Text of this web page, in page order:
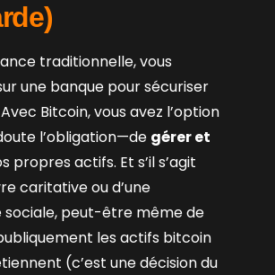
traditionnelle, vous
une banque pour sécuriser
Bitcoin, vous avez l’option
l’obligation—de gérer et
propres actifs. Et s’il s’agit
caritative ou d’une
peut-être même de
les actifs bitcoin
(c’est une décision du